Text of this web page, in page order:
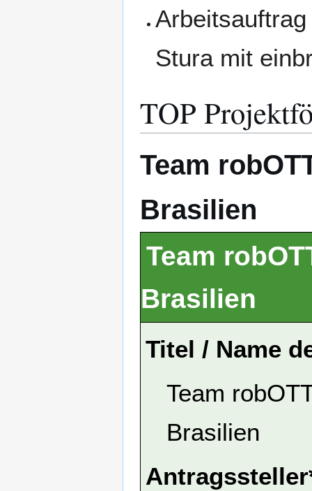
Stura mit
TOP
Team
Brasilien
Team
Brasilien
Titel / Name
Team
Brasilien